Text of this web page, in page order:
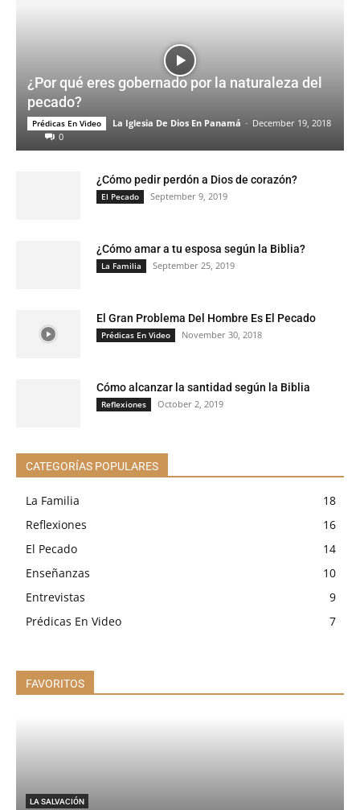
¿Por qué eres gobernado por la naturaleza del
pecado?
Prédicas En Video La Iglesia De Dios En Panamá - December 19, 2018
0
¿Cómo pedir perdón a Dios de corazón?
El Pecado September 9, 2019
¿Cómo amar a tu esposa según la Biblia?
La Familia September 25, 2019
El Gran Problema Del Hombre Es El Pecado
Prédicas En Video November 30, 2018
Cómo alcanzar la santidad según la Biblia
Reflexiones October 2, 2019
CATEGORÍAS POPULARES
La Familia
18
Reflexiones
16
El Pecado
14
Enseñanzas
10
Entrevistas
9
Prédicas En Video
7
FAVORITOS
LA SALVACIÓN